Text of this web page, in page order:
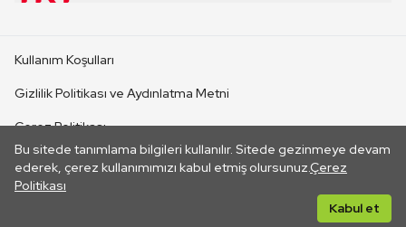
Bu sitede tanımlama bilgileri kullanılır. Sitede gezinmeye devam
ederek, çerez kullanımımızı kabul etmiş olursunuz.Çerez
Politikası
Kabul et
CANLI YAYINLAR
Kullanım Koşulları
Gizlilik Politikası ve Aydınlatma Metni
Çerez Politikası
İletişim
Her hakkı saklıdır. ©2026 TRT. Bağlantı yoluyla gidilen dış